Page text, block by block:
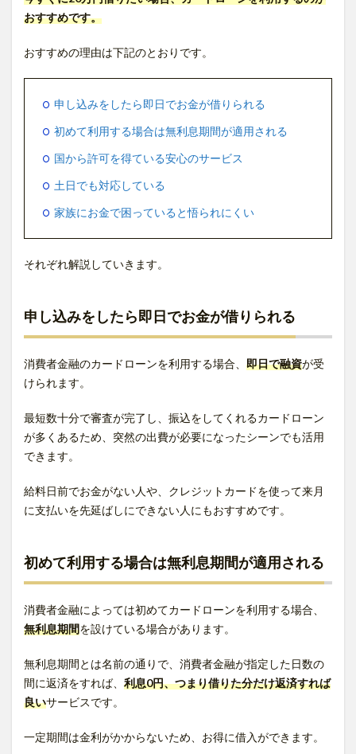
おすすめです。
おすすめの理由は下記のとおりです。
申し込みをしたら即日でお金が借りられる
初めて利用する場合は無利息期間が適用される
国から許可を得ている安心のサービス
土日でも対応している
家族にお金で困っていると悟られにくい
それぞれ解説していきます。
申し込みをしたら即日でお金が借りられる
消費者金融のカードローンを利用する場合、 即日で融資が受
けられます。
最短数十分で審査が完了し、振込をしてくれるカードローン
が多くあるため、突然の出費が必要になったシーンでも活用
できます。
給料日前でお金がない人や、クレジットカードを使って来月
に支払いを先延ばしにできない人にもおすすめです。
初めて利用する場合は無利息期間が適用される
消費者金融によっては初めてカードローンを利用する場合、
無利息期間を設けている場合があります。
無利息期間とは名前の通りで、消費者金融が指定した日数の
間に返済をすれば、 利息0円、つまり借りた分だけ返済すれば
良いサービスです。
一定期間は金利がかからないため、お得に借入ができます。